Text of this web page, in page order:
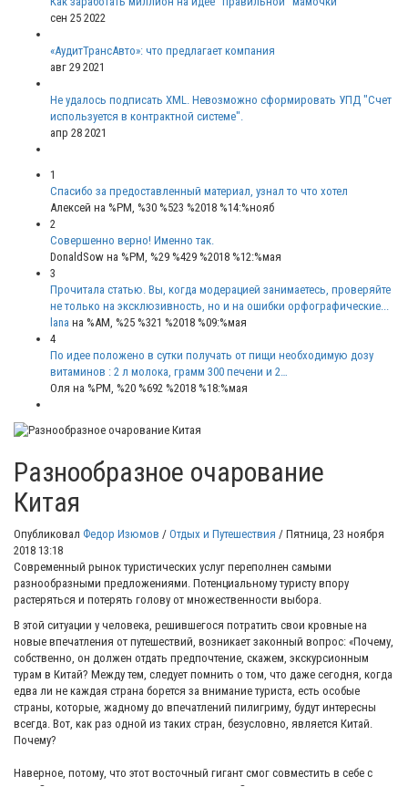
сен 25 2022
«АудитТрансАвто»: что предлагает компания
авг 29 2021
Не удалось подписать XML. Невозможно сформировать УПД "Счет
используется в контрактной системе".
апр 28 2021
1
Спасибо за предоставленный материал, узнал то что хотел
Алексей на %PM, %30 %523 %2018 %14:%нояб
2
Совершенно верно! Именно так.
DonaldSow на %PM, %29 %429 %2018 %12:%мая
3
Прочитала статью. Вы, когда модерацией занимаетесь, проверяйте
не только на эксклюзивность, но и на ошибки орфографические...
lana на %AM, %25 %321 %2018 %09:%мая
4
По идее положено в сутки получать от пищи необходимую дозу
витаминов : 2 л молока, грамм 300 печени и 2…
Оля на %PM, %20 %692 %2018 %18:%мая
Разнообразное очарование
Китая
Опубликовал Федор Изюмов / Отдых и Путешествия / Пятница, 23 ноября
2018 13:18
Современный рынок туристических услуг переполнен самыми
разнообразными предложениями. Потенциальному туристу впору
растеряться и потерять голову от множественности выбора.
В этой ситуации у человека, решившегося потратить свои кровные на
новые впечатления от путешествий, возникает законный вопрос: «Почему,
собственно, он должен отдать предпочтение, скажем, экскурсионным
турам в Китай? Между тем, следует помнить о том, что даже сегодня, когда
едва ли не каждая страна борется за внимание туриста, есть особые
страны, которые, жадному до впечатлений пилигриму, будут интересны
всегда. Вот, как раз одной из таких стран, безусловно, является Китай.
Почему?
Наверное, потому, что этот восточный гигант смог совместить в себе с